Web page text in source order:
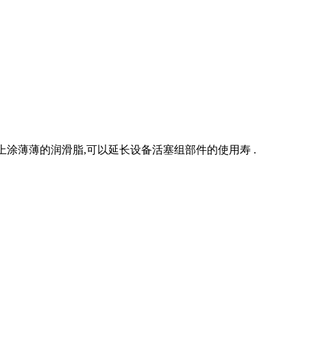
薄薄的润滑脂,可以延长设备活塞组部件的使用寿 .